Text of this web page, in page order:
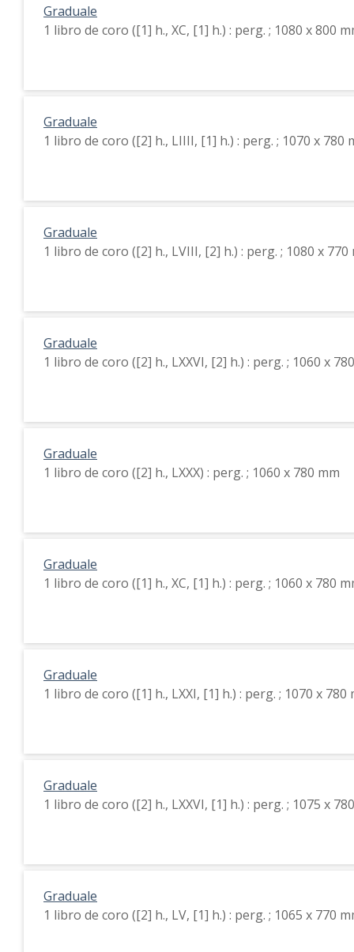
Graduale
1 libro de coro ([1] h., XC, [1] h.) : perg. ; 1080 x 800
Graduale
1 libro de coro ([2] h., LIIII, [1] h.) : perg. ; 1070 x 780
Graduale
1 libro de coro ([2] h., LVIII, [2] h.) : perg. ; 1080 x 770
Graduale
1 libro de coro ([2] h., LXXVI, [2] h.) : perg. ; 1060 x
Graduale
1 libro de coro ([2] h., LXXX) : perg. ; 1060 x 780 mm
Graduale
1 libro de coro ([1] h., XC, [1] h.) : perg. ; 1060 x 780
Graduale
1 libro de coro ([1] h., LXXI, [1] h.) : perg. ; 1070 x 780
Graduale
1 libro de coro ([2] h., LXXVI, [1] h.) : perg. ; 1075 x
Graduale
1 libro de coro ([2] h., LV, [1] h.) : perg. ; 1065 x 770